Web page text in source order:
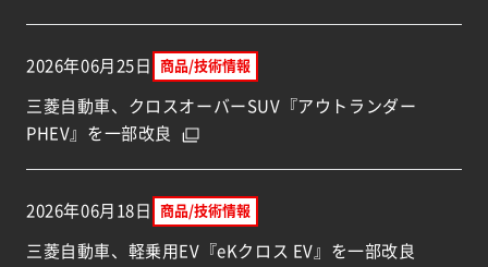
2026年06月25日 商品/技術情報
三菱自動車、クロスオーバーSUV『アウトランダー
PHEV』を一部改良 （別ウィンドウで開く）
2026年06月18日 商品/技術情報
三菱自動車、軽乗用EV『eKクロス EV』を一部改良